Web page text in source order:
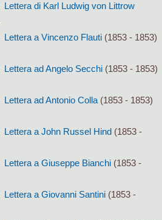
Lettera di Karl Ludwig von Littrow
Lettera a Vincenzo Flauti (1853 - 1853)
Lettera ad Angelo Secchi (1853 - 1853)
Lettera ad Antonio Colla (1853 - 1853)
Lettera a John Russel Hind (1853 -
Lettera a Giuseppe Bianchi (1853 -
Lettera a Giovanni Santini (1853 -